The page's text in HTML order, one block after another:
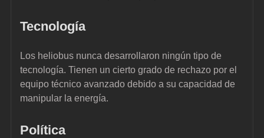
Tecnología
Los heliobus nunca desarrollaron ningún tipo de
tecnología. Tienen un cierto grado de rechazo por el
equipo técnico avanzado debido a su capacidad de
manipular la energía.
Política